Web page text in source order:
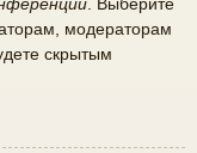
. Выберите
модераторам
скрытым